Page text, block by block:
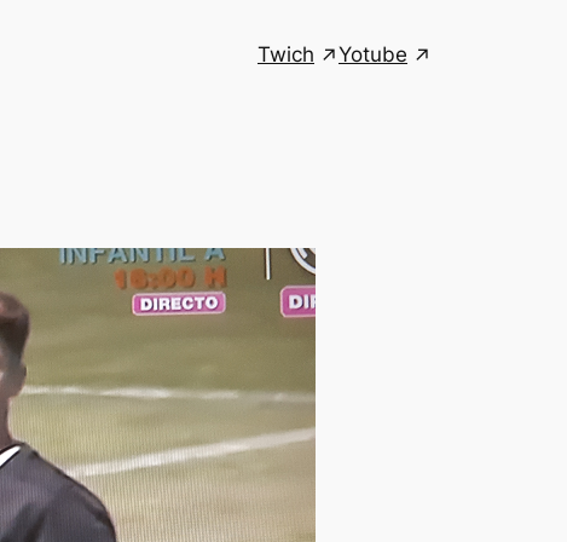
Twich Yotube